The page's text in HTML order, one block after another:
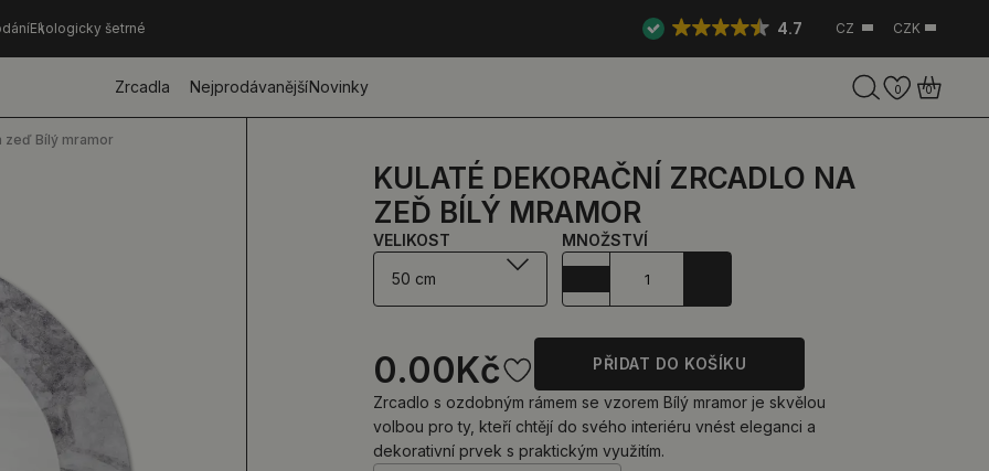
Ekologicky šetrné 4.7 CZ CZK
Zrcadla NejprodávanějšíNovinky 0 0
zeď Bílý mramor
KULATÉ DEKORAČNÍ ZRCADLO NA
ZEĎ BÍLÝ MRAMOR
VELIKOST
50 cm
MNOŽSTVÍ
0.00Kč PŘIDAT DO KOŠÍKU
Zrcadlo s ozdobným rámem se vzorem Bílý mramor je skvělou
volbou pro ty, kteří chtějí do svého interiéru vnést eleganci a
dekorativní prvek s praktickým využitím.